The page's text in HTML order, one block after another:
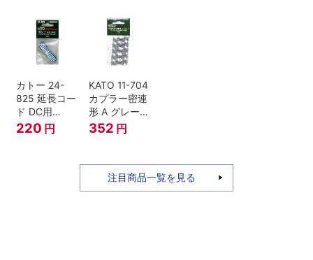
カトー 24-
825 延長コー
ド DC用
(90cm）
220 円
KATO 11-704
カプラー密連
形 A グレー
(20個入) (ア
ーノルドカプ
352 円
注目商品一覧を見る